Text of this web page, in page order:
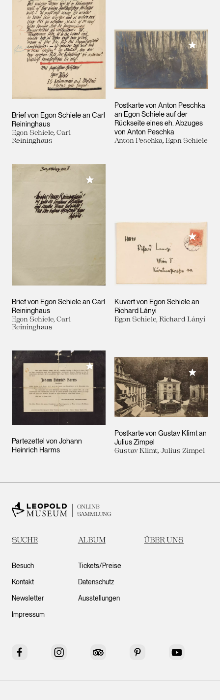
Brief von Egon Schiele an Carl
Reininghaus
Egon Schiele, Carl
Reininghaus
Postkarte von Anton Peschka
an Egon Schiele auf der
Rückseite eines eh. Abzuges
von Anton Peschka
Anton Peschka, Egon Schiele
Meiner
Brief von Egon Schiele an Carl
Reininghaus
Egon Schiele, Carl
Reininghaus
Meiner Sammlung hinzufügen
Kuvert von Egon Schiele an
Richard Lányi
Egon Schiele, Richard Lányi
Meiner
Partezettel von Johann
Heinrich Harms
Meiner Sammlung hinzufügen
Postkarte von Gustav Klimt an
Julius Zimpel
Gustav Klimt, Julius Zimpel
Meiner
ONLINE
SAMMLUNG
SUCHE ALBUM ÜBER UNS
Besuch
Kontakt
Newsletter
Impressum
Tickets/Preise
Datenschutz
Ausstellungen
Facebook Instagram Tripadvisor Pinterest YouTube